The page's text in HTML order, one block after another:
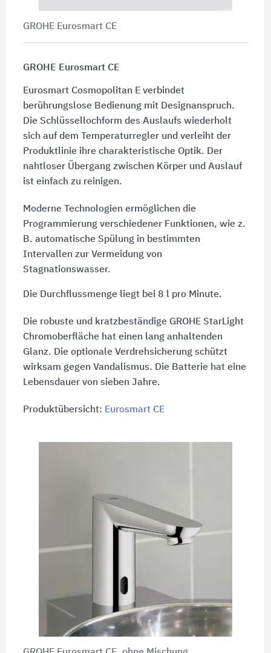
GROHE Eurosmart CE
GROHE Eurosmart CE
Eurosmart Cosmopolitan E verbindet
berührungslose Bedienung mit Designanspruch.
Die Schlüssellochform des Auslaufs wiederholt
sich auf dem Temperaturregler und verleiht der
Produktlinie ihre charakteristische Optik. Der
nahtloser Übergang zwischen Körper und Auslauf
ist einfach zu reinigen.
Moderne Technologien ermöglichen die
Programmierung verschiedener Funktionen, wie z.
B. automatische Spülung in bestimmten
Intervallen zur Vermeidung von
Stagnationswasser.
Die Durchflussmenge liegt bei 8 l pro Minute.
Die robuste und kratzbeständige GROHE StarLight
Chromoberfläche hat einen lang anhaltenden
Glanz. Die optionale Verdrehsicherung schützt
wirksam gegen Vandalismus. Die Batterie hat eine
Lebensdauer von sieben Jahre.
Produktübersicht: Eurosmart CE